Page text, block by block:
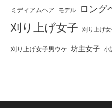
ミディアムヘア モデル ロング
刈り上げ女子 刈り上げ
刈り上げ女子男ウケ 坊主女子 小